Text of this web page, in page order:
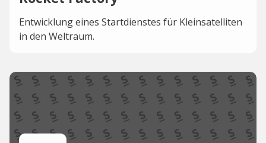
Entwicklung eines Startdienstes für Kleinsatelliten
in den Weltraum.